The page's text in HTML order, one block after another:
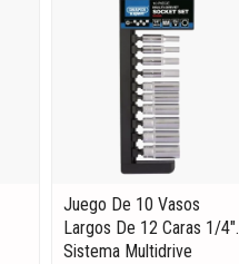
Juego De 10 Vasos
Largos De 12 Caras 1/4".
Sistema Multidrive